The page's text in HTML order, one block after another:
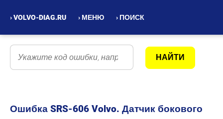
› VOLVO-DIAG.RU › МЕНЮ › ПОИСК
Ошибка SRS-606 Volvo. Датчик бокового